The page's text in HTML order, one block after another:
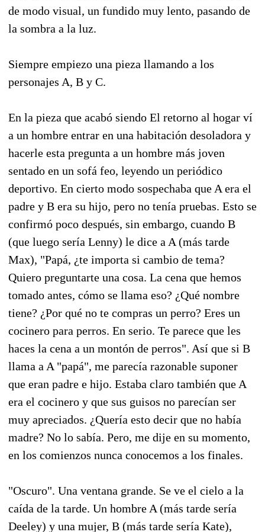
de modo visual, un fundido muy lento, pasando de
la sombra a la luz.
Siempre empiezo una pieza llamando a los
personajes A, B y C.
En la pieza que acabó siendo El retorno al hogar ví
a un hombre entrar en una habitación desoladora y
hacerle esta pregunta a un hombre más joven
sentado en un sofá feo, leyendo un periódico
deportivo. En cierto modo sospechaba que A era el
padre y B era su hijo, pero no tenía pruebas. Esto se
confirmó poco después, sin embargo, cuando B
(que luego sería Lenny) le dice a A (más tarde
Max), "Papá, ¿te importa si cambio de tema?
Quiero preguntarte una cosa. La cena que hemos
tomado antes, cómo se llama eso? ¿Qué nombre
tiene? ¿Por qué no te compras un perro? Eres un
cocinero para perros. En serio. Te parece que les
haces la cena a un montón de perros". Así que si B
llama a A "papá", me parecía razonable suponer
que eran padre e hijo. Estaba claro también que A
era el cocinero y que sus guisos no parecían ser
muy apreciados. ¿Quería esto decir que no había
madre? No lo sabía. Pero, me dije en su momento,
en los comienzos nunca conocemos a los finales.
"Oscuro". Una ventana grande. Se ve el cielo a la
caída de la tarde. Un hombre A (más tarde sería
Deeley) y una mujer, B (más tarde sería Kate),